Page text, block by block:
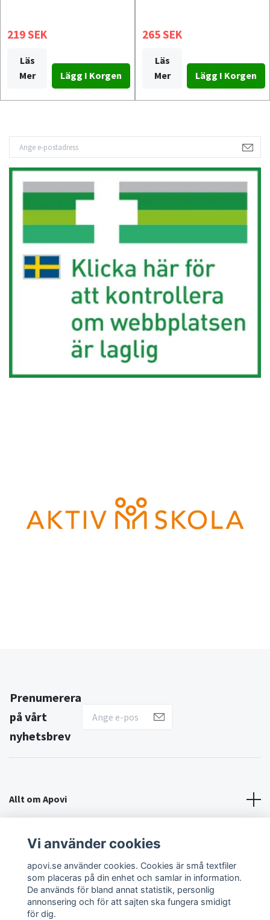
219 SEK
Läs
Mer
265 SEK
Läs
Mer
Prenumerera
på vårt
nyhetsbrev
Allt om Apovi
Sociala medier
Vi använder cookies
apovi.se använder cookies. Cookies är små textfiler
som placeras på din enhet och samlar in information.
De används för bland annat statistik, personlig
annonsering och för att sajten ska fungera smidigt
för dig.